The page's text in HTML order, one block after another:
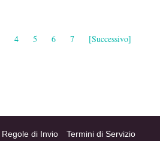
4 5 6 7 [Successivo]
Regole di Invio Termini di Servizio